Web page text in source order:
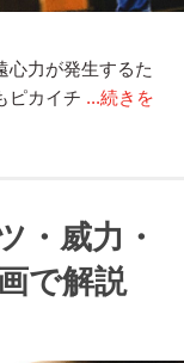
心力が発生するた
ピカイチ ...続きを
・威力・
で解説